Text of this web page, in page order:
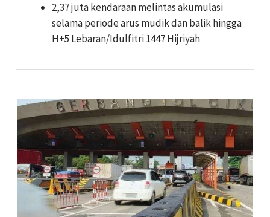
2,37 juta kendaraan melintas akumulasi
selama periode arus mudik dan balik hingga
H+5 Lebaran/Idulfitri 1447 Hijriyah